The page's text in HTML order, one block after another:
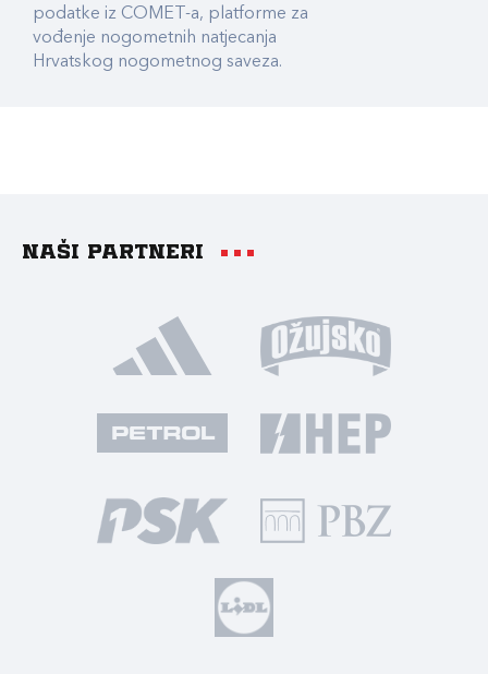
podatke iz COMET-a, platforme za
vođenje nogometnih natjecanja
Hrvatskog nogometnog saveza.
Naši partneri